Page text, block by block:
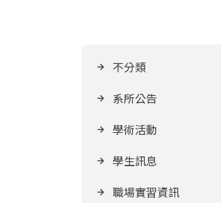
不分類
系所公告
學術活動
學生訊息
職場實習資訊